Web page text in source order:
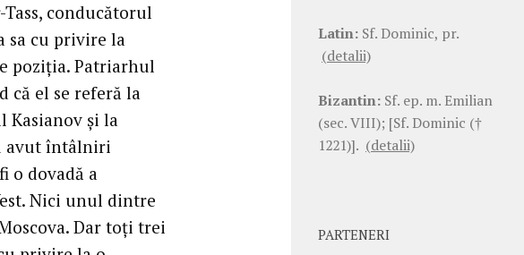
conducătorul
sa cu privire la
poziţia. Patriarhul
că el se referă la
şi la
avut întâlniri
o dovadă a
Nici unul dintre
Dar toţi trei
Latin: Sf. Dominic, pr.
(detalii)
Bizantin: Sf. ep. m. Emilian
(sec. VIII); [Sf. Dominic (†
1221)]. (detalii)
PARTENERI